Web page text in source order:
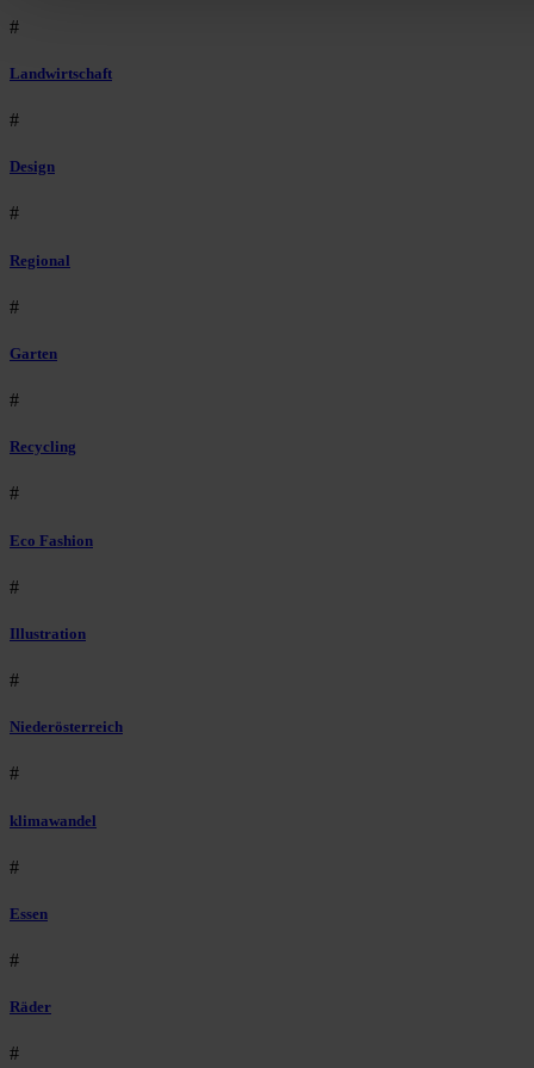
#
Landwirtschaft
#
Design
#
Regional
#
Garten
#
Recycling
#
Eco Fashion
#
Illustration
#
Niederösterreich
#
klimawandel
#
Essen
#
Räder
#